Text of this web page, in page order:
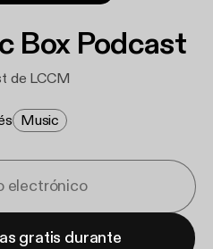
Box Podcast
de LCCM
Music
gratis durante